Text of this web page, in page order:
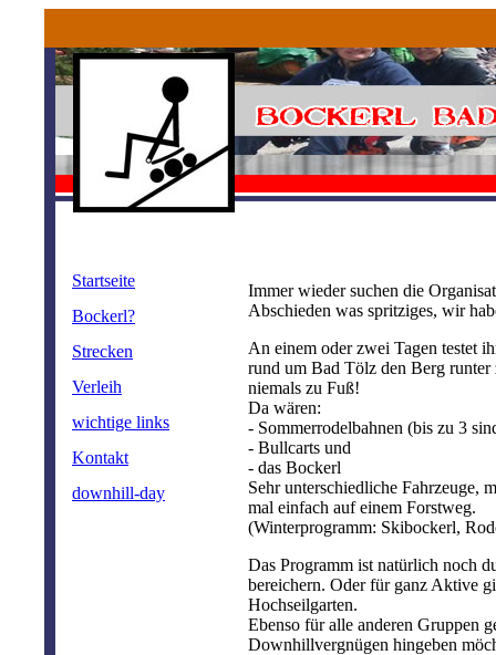
Startseite
Bockerl?
Strecken
Verleih
wichtige links
Kontakt
downhill-day
Immer wieder suchen die
Abschieden was spritziges, wir
An einem oder zwei Tagen testet
rund um Bad Tölz den Berg runter
niemals zu Fuß!
Da wären:
- Sommerrodelbahnen (bis zu 3
- Bullcarts und
- das Bockerl
Sehr unterschiedliche Fahrzeuge,
mal einfach auf einem Forstweg.
(Winterprogramm: Skibockerl,
Das Programm ist natürlich noch
bereichern. Oder für ganz Aktive
Hochseilgarten.
Ebenso für alle anderen Gruppen
Downhillvergnügen hingeben